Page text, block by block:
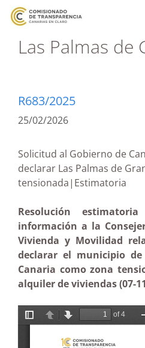
Las Palmas de
R683/2025
25/02/2026
Solicitud al Gobierno de
declarar Las Palmas de
Resolución
información a la
Vivienda y Movilidad
declarar el municipio
Canaria como zona
alquiler de viviendas (07-